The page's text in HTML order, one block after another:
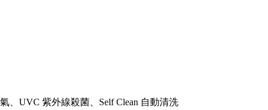
、UVC 紫外線殺菌、Self Clean 自動清洗